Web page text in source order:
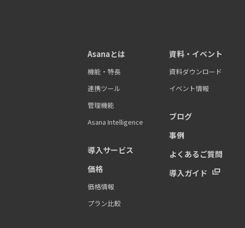
Asanaとは
機能・特長
連携ツール
管理機能
Asana Intelligence
導入サービス
価格
価格情報
プラン比較
資料・イベント
資料ダウンロード
イベント情報
ブログ
事例
よくあるご質問
導入ガイド